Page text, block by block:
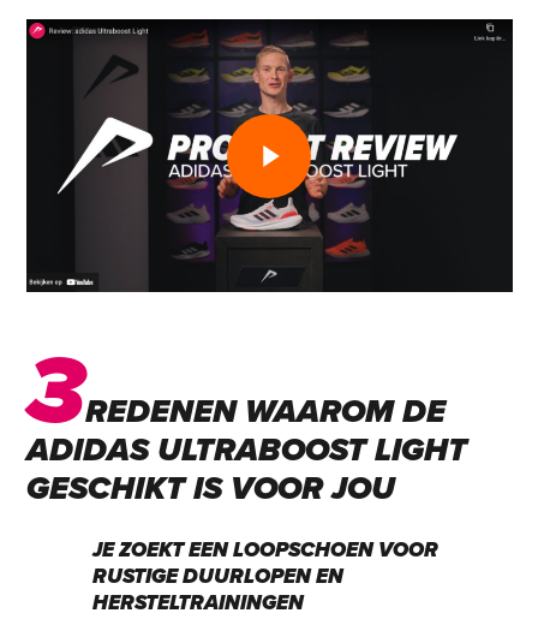
Play Video
3REDENEN WAAROM DE
ADIDAS ULTRABOOST LIGHT
GESCHIKT IS VOOR JOU
JE ZOEKT EEN LOOPSCHOEN VOOR
RUSTIGE DUURLOPEN EN
HERSTELTRAININGEN